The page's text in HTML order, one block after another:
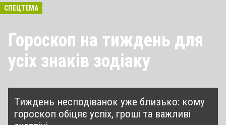
СПЕЦТЕМА
Гороскоп на тиждень для
усіх знаків зодіаку
Тиждень несподіванок уже близько: кому
гороскоп обіцяє успіх, гроші та важливі